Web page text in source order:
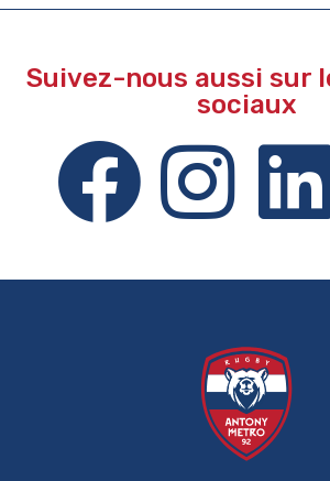
Suivez-nous aussi sur
sociaux